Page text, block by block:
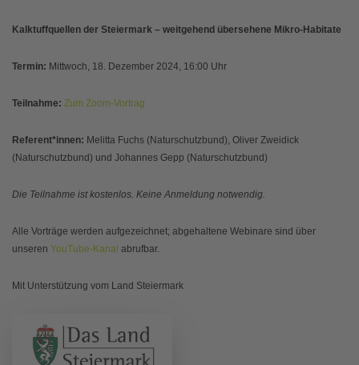
Kalktuffquellen der Steiermark – weitgehend übersehene Mikro-Habitate
Termin: Mittwoch, 18. Dezember 2024, 16:00 Uhr
Teilnahme: Zum Zoom-Vortrag
Referent*innen: Melitta Fuchs (Naturschutzbund), Oliver Zweidick
(Naturschutzbund) und Johannes Gepp (Naturschutzbund)
Die Teilnahme ist kostenlos. Keine Anmeldung notwendig.
Alle Vorträge werden aufgezeichnet; abgehaltene Webinare sind über
unseren YouTube-Kanal abrufbar.
Mit Unterstützung vom Land Steiermark